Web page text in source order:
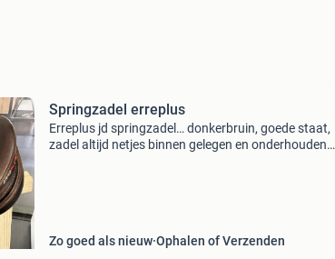
Springzadel erreplus
Erreplus jd springzadel… donkerbruin, goede staat,
zadel altijd netjes binnen gelegen en onderhouden..
Zo goed als nieuw Ophalen of Verzenden